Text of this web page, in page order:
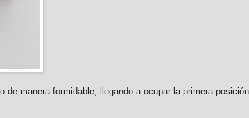
manera formidable, llegando a ocupar la primera